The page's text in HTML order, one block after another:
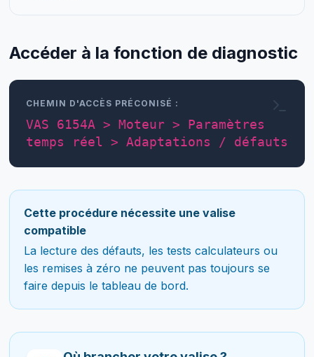
Accéder à la fonction de diagnostic
CHEMIN D'ACCÈS PRÉCONISÉ :
VAS 6154A > Moteur > Paramètres
temps réel > Adaptations / défauts
Cette procédure nécessite une valise
compatible
La lecture des défauts, les tests calculateurs ou
les remises à zéro ne peuvent pas toujours se
faire depuis le tableau de bord.